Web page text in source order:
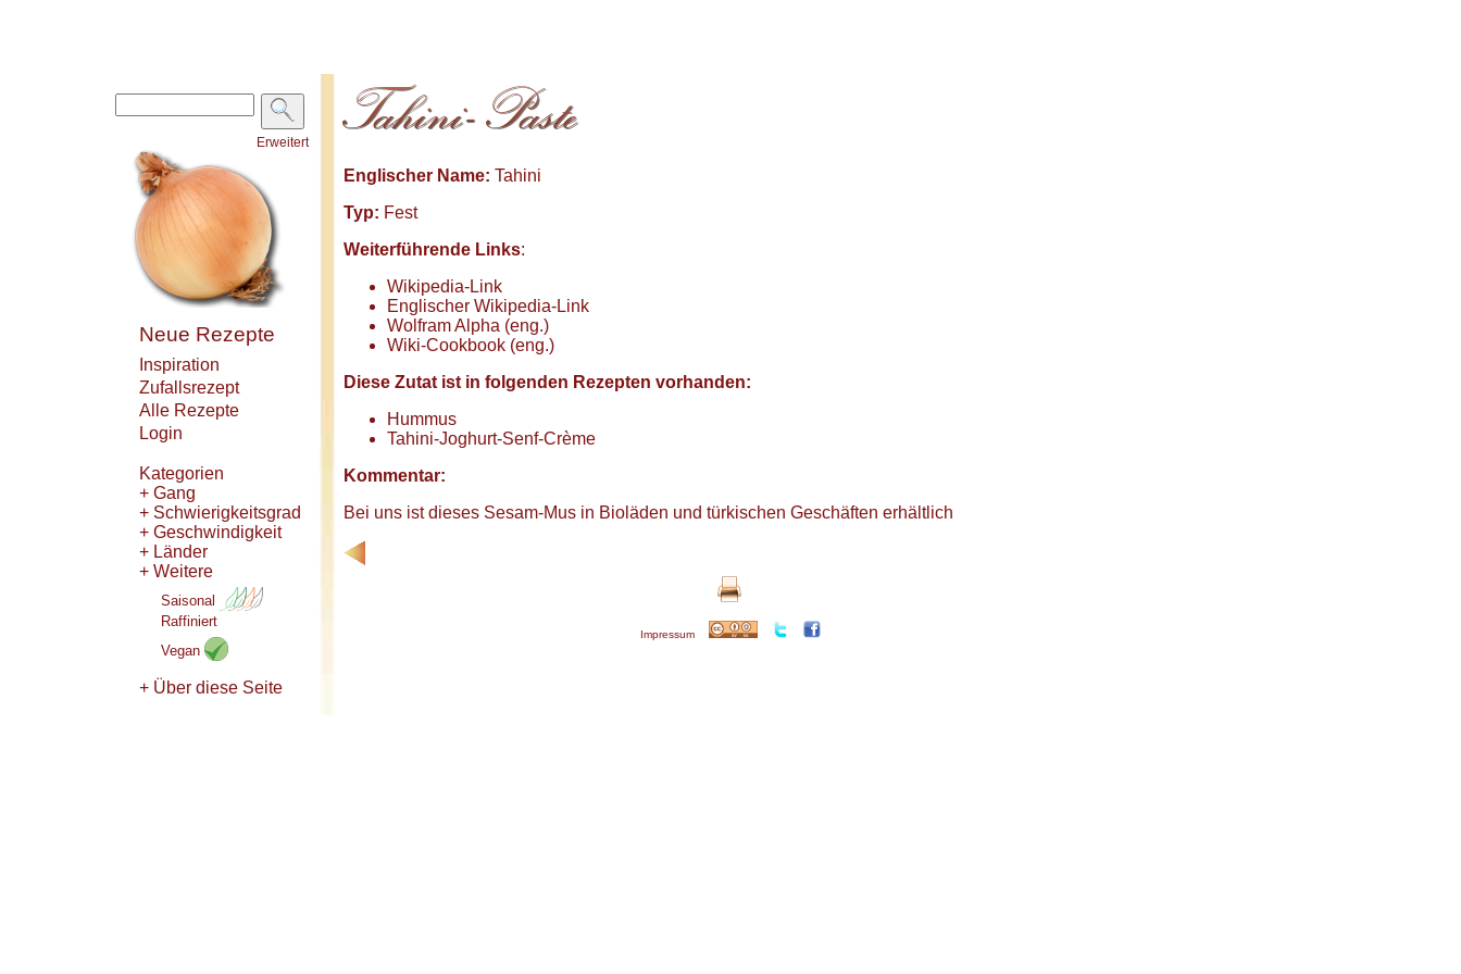
Erweitert
Neue Rezepte
Inspiration
Zufallsrezept
Alle Rezepte
Login
Kategorien
+ Gang
+ Schwierigkeitsgrad
+ Geschwindigkeit
+ Länder
+ Weitere
Saisonal
Raffiniert
Vegan
+ Über diese Seite
Englischer Name: Tahini
Typ: Fest
Weiterführende Links:
Wikipedia-Link
Englischer Wikipedia-Link
Wolfram Alpha (eng.)
Wiki-Cookbook (eng.)
Diese Zutat ist in folgenden Rezepten vorhanden:
Hummus
Tahini-Joghurt-Senf-Crème
Kommentar:
Bei uns ist dieses Sesam-Mus in Bioläden und türkischen Geschäften erhältlich
Impressum